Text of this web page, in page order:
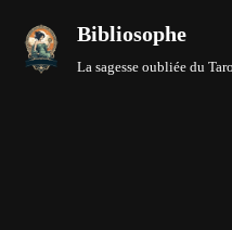
Aller
Bibliosophe
La sagesse oubliée du